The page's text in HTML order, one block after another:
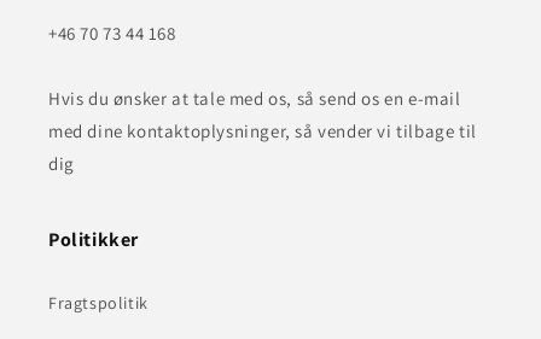
+46 70 73 44 168
Hvis du ønsker at tale med os, så send os en e-mail
med dine kontaktoplysninger, så vender vi tilbage til
dig
Politikker
Fragtspolitik